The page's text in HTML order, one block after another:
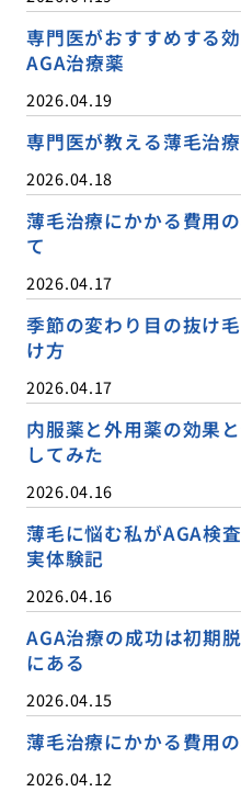
専門医がおすすめする
AGA治療薬
2026.04.19
専門医が教える薄毛治
2026.04.18
薄毛治療にかかる費用
て
2026.04.17
季節の変わり目の抜け
け方
2026.04.17
内服薬と外用薬の効果
してみた
2026.04.16
薄毛に悩む私がAGA検
実体験記
2026.04.16
AGA治療の成功は初期
にある
2026.04.15
薄毛治療にかかる費用
2026.04.12